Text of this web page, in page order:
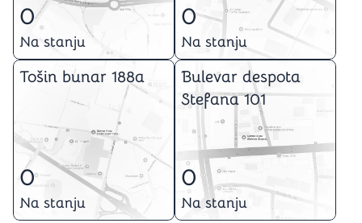
0
Na stanju
0
Na stanju
Tošin bunar 188a
0
Na stanju
Bulevar despota
Stefana 101
0
Na stanju